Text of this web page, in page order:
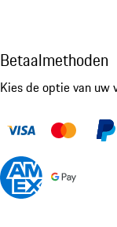
Betaalmethoden
Kies de optie van uw